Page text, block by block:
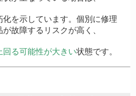
を示しています。個別に修理
故障するリスクが高く、
回る可能性が大きい状態です。